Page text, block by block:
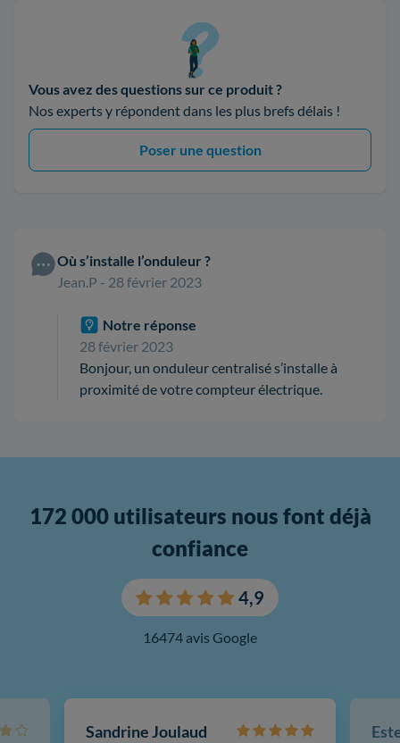
Vous avez des questions sur ce produit ?
Nos experts y répondent dans les plus brefs délais !
Poser une question
Où s’installe l’onduleur ?
Jean.P - 28 février 2023
Notre réponse
28 février 2023
Bonjour, un onduleur centralisé s’installe à
proximité de votre compteur électrique.
172 000 utilisateurs nous font déjà
confiance
4,9
16474 avis Google
Sandrine Joulaud